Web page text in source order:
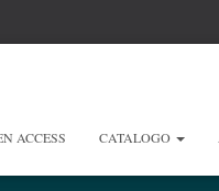
ACCESS CATALOGO